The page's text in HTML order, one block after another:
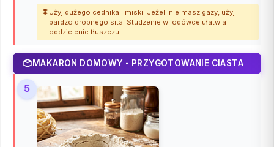
Użyj dużego cednika i miski. Jeżeli nie masz gazy, użyj
bardzo drobnego sita. Studzenie w lodówce ułatwia
oddzielenie tłuszczu.
MAKARON DOMOWY - PRZYGOTOWANIE CIASTA
5